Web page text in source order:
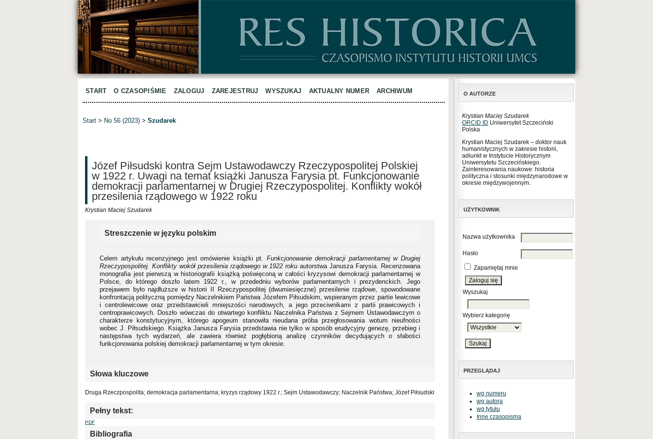
O AUTORZE
Krystian Maciej Szudarek
ORCID ID Uniwersytet Szczeciński
Polska
Krystian Maciej Szudarek – doktor nauk
humanistycznych w zakresie historii,
adiunkt w Instytucie Historycznym
Uniwersytetu Szczecińskiego.
Zainteresowania naukowe: historia
polityczna i stosunki międzynarodowe w
okresie międzywojennym.
UŻYTKOWNIK
Nazwa użytkownika
Hasło
Zapamiętaj mnie
Wyszukaj
Wybierz kategorię
PRZEGLĄDAJ
wg numeru
wg autora
wg tytułu
Inne czasopisma
START O CZASOPIŚMIE ZALOGUJ ZAREJESTRUJ WYSZUKAJ AKTUALNY NUMER ARCHIWUM
Start > No 56 (2023) > Szudarek
Józef Piłsudski kontra Sejm Ustawodawczy Rzeczypospolitej Polskiej
w 1922 r. Uwagi na temat książki Janusza Farysia pt. Funkcjonowanie
demokracji parlamentarnej w Drugiej Rzeczypospolitej. Konflikty wokół
przesilenia rządowego w 1922 roku
Krystian Maciej Szudarek
Streszczenie w języku polskim
Celem artykułu recenzyjnego jest omówienie książki pt. Funkcjonowanie demokracji parlamentarnej w Drugiej
Rzeczypospolitej. Konflikty wokół przesilenia rządowego w 1922 roku autorstwa Janusza Farysia. Recenzowana
monografia jest pierwszą w historiografii książką poświęconą w całości kryzysowi demokracji parlamentarnej w
Polsce, do którego doszło latem 1922 r., w przededniu wyborów parlamentarnych i prezydenckich. Jego
przejawem było najdłuższe w historii II Rzeczypospolitej (dwumiesięczne) przesilenie rządowe, spowodowane
konfrontacją polityczną pomiędzy Naczelnikiem Państwa Józefem Piłsudskim, wspieranym przez partie lewicowe
i centrolewicowe oraz przedstawicieli mniejszości narodowych, a jego przeciwnikami z partii prawicowych i
centroprawicowych. Doszło wówczas do otwartego konfliktu Naczelnika Państwa z Sejmem Ustawodawczym o
charakterze konstytucyjnym, którego apogeum stanowiła nieudana próba przegłosowania wotum nieufności
wobec J. Piłsudskiego. Książka Janusza Farysia przedstawia nie tylko w sposób erudycyjny genezę, przebieg i
następstwa tych wydarzeń, ale zawiera również pogłębioną analizę czynników decydujących o słabości
funkcjonowania polskiej demokracji parlamentarnej w tym okresie.
Słowa kluczowe
Druga Rzeczpospolita; demokracja parlamentarna; kryzys rządowy 1922 r.; Sejm Ustawodawczy; Naczelnik Państwa; Józef Piłsudski
Pełny tekst:
PDF
Bibliografia